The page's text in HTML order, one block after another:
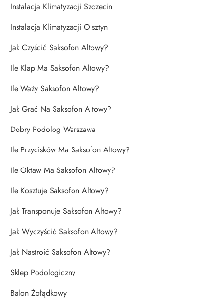
Instalacja Klimatyzacji Szczecin
Instalacja Klimatyzacji Olsztyn
Jak Czyścić Saksofon Altowy?
Ile Klap Ma Saksofon Altowy?
Ile Waży Saksofon Altowy?
Jak Grać Na Saksofon Altowy?
Dobry Podolog Warszawa
Ile Przycisków Ma Saksofon Altowy?
Ile Oktaw Ma Saksofon Altowy?
Ile Kosztuje Saksofon Altowy?
Jak Transponuje Saksofon Altowy?
Jak Wyczyścić Saksofon Altowy?
Jak Nastroić Saksofon Altowy?
Sklep Podologiczny
Balon Żołądkowy